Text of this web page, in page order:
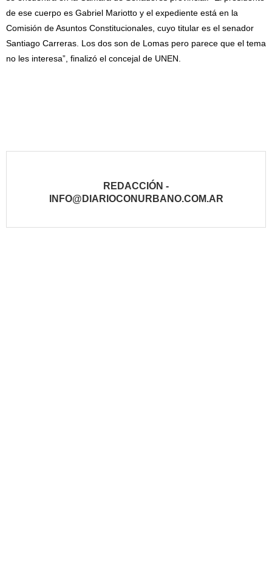
de ese cuerpo es Gabriel Mariotto y el expediente está en la
Comisión de Asuntos Constitucionales, cuyo titular es el senador
Santiago Carreras. Los dos son de Lomas pero parece que el tema
no les interesa”, finalizó el concejal de UNEN.
REDACCIÓN -
INFO@DIARIOCONURBANO.COM.AR